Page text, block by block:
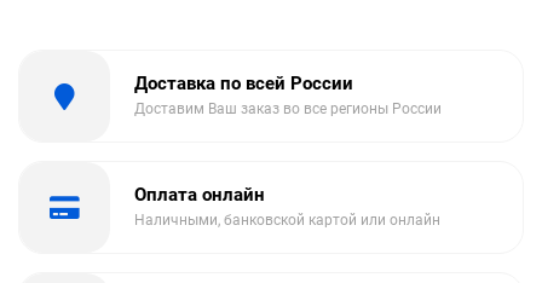
Доставка по всей России
Доставим Ваш заказ во все регионы России
Оплата онлайн
Наличными, банковской картой или онлайн